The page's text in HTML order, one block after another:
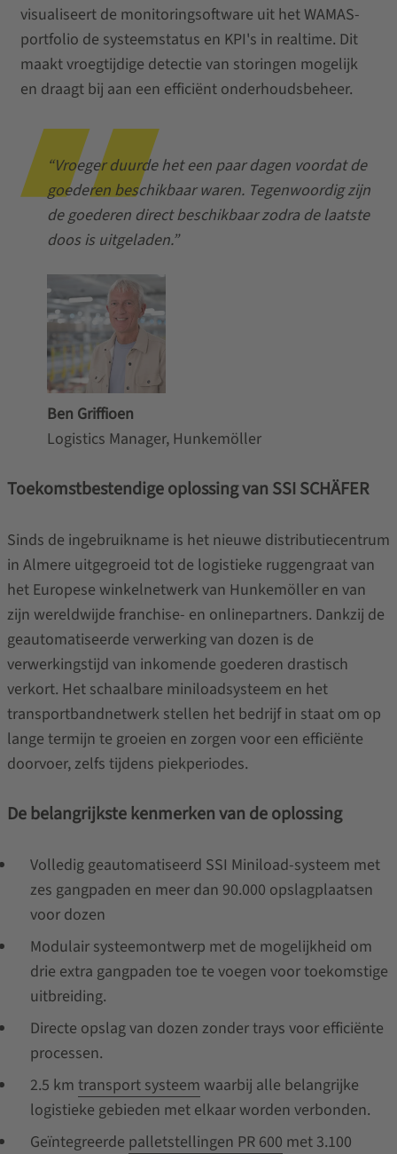
visualiseert de monitoringsoftware uit het WAMAS-
portfolio de systeemstatus en KPI's in realtime. Dit
maakt vroegtijdige detectie van storingen mogelijk
en draagt bij aan een efficiënt onderhoudsbeheer.
“Vroeger duurde het een paar dagen voordat de
goederen beschikbaar waren. Tegenwoordig zijn
de goederen direct beschikbaar zodra de laatste
doos is uitgeladen.”
Ben Griffioen
Logistics Manager, Hunkemöller
Toekomstbestendige oplossing van SSI SCHÄFER
Sinds de ingebruikname is het nieuwe distributiecentrum
in Almere uitgegroeid tot de logistieke ruggengraat van
het Europese winkelnetwerk van Hunkemöller en van
zijn wereldwijde franchise- en onlinepartners. Dankzij de
geautomatiseerde verwerking van dozen is de
verwerkingstijd van inkomende goederen drastisch
verkort. Het schaalbare miniloadsysteem en het
transportbandnetwerk stellen het bedrijf in staat om op
lange termijn te groeien en zorgen voor een efficiënte
doorvoer, zelfs tijdens piekperiodes.
De belangrijkste kenmerken van de oplossing
Volledig geautomatiseerd SSI Miniload-systeem met
zes gangpaden en meer dan 90.000 opslagplaatsen
voor dozen
Modulair systeemontwerp met de mogelijkheid om
drie extra gangpaden toe te voegen voor toekomstige
uitbreiding.
Directe opslag van dozen zonder trays voor efficiënte
processen.
2.5 km transport systeem waarbij alle belangrijke
logistieke gebieden met elkaar worden verbonden.
Geïntegreerde palletstellingen PR 600 met 3.100